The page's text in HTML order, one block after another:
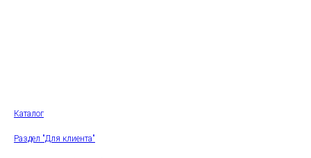
Каталог
Раздел "Для клиента"